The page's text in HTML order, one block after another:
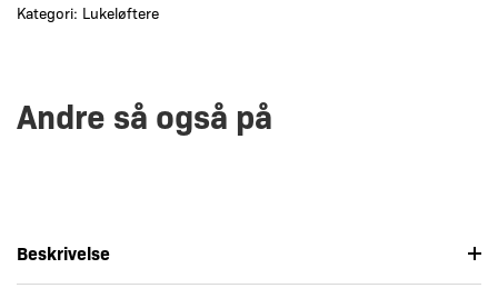
Kategori: Lukeløftere
Andre så også på
Beskrivelse